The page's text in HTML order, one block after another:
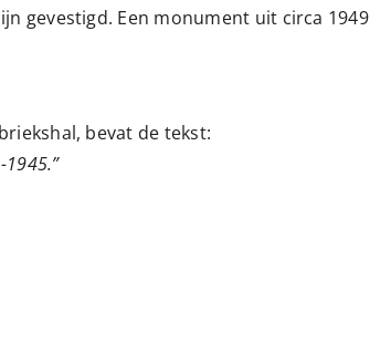
gevestigd. Een monument uit circa 1949
bevat de tekst: